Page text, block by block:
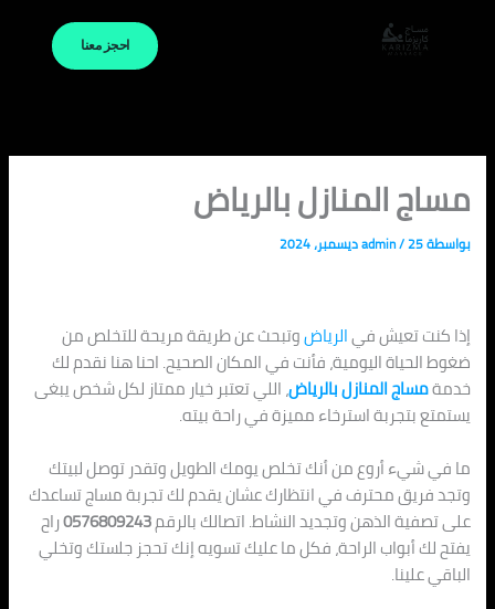
احجز معنا
مساج المنازل بالرياض
بواسطة admin/25 ديسمبر، 2024
إذا كنت تعيش فيالرياضوتبحث عن طريقة مريحة للتخلص من
ضغوط الحياة اليومية، فأنت في المكان الصحيح. احنا هنا نقدم لك
خدمةمساج المنازل بالرياض، اللي تعتبر خيار ممتاز لكل شخص يبغى
يستمتع بتجربة استرخاء مميزة في راحة بيته.
ما في شيء أروع من أنك تخلص يومك الطويل وتقدر توصل لبيتك
وتجد فريق محترف في انتظارك عشان يقدم لك تجربة مساج تساعدك
على تصفية الذهن وتجديد النشاط. اتصالك بالرقم0576809243راح
يفتح لك أبواب الراحة، فكل ما عليك تسويه إنك تحجز جلستك وتخلي
الباقي علينا.